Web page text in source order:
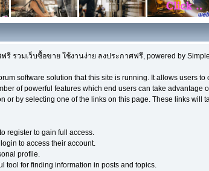
รวมเว็บซื้อขาย ใช้งานง่าย ลงประกาศฟรี, powered by
software solution that this site is running. It allows users
of powerful features which end users can take advantage
or by selecting one of the links on this page. These links will
register to gain full access.
to access their account.
profile.
tool for finding information in posts and topics.